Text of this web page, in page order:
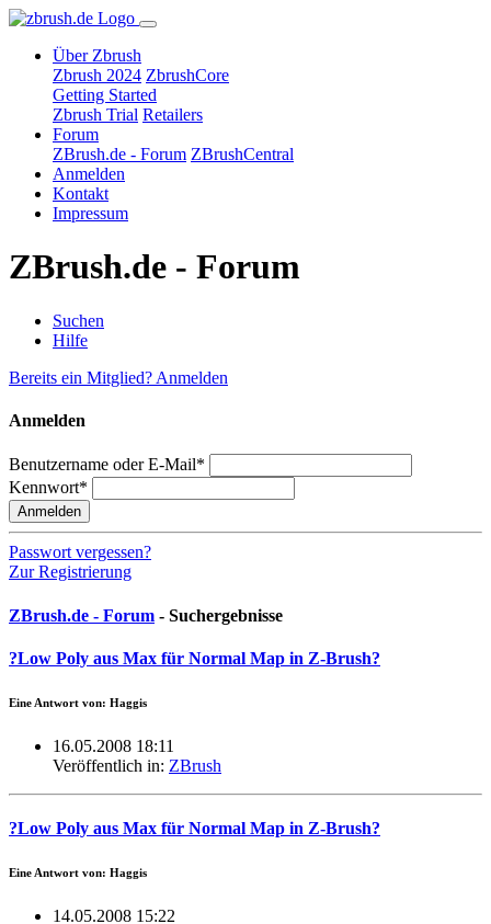
Über Zbrush
Zbrush 2024 ZbrushCore
Getting Started
Zbrush Trial Retailers
Forum
ZBrush.de - Forum ZBrushCentral
Anmelden
Kontakt
Impressum
ZBrush.de - Forum
Suchen
Hilfe
Bereits ein Mitglied? Anmelden
Anmelden
Benutzername oder E-Mail*
Kennwort*
Anmelden
Passwort vergessen?
Zur Registrierung
ZBrush.de - Forum - Suchergebnisse
?Low Poly aus Max für Normal Map in Z-Brush?
Eine Antwort von: Haggis
16.05.2008 18:11
Veröffentlich in: ZBrush
?Low Poly aus Max für Normal Map in Z-Brush?
Eine Antwort von: Haggis
14.05.2008 15:22